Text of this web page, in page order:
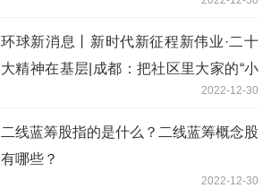
环球新消息丨新时代新征程新伟业·二十
大精神在基层|成都：把社区里大家的“小
2022-12-30
二线蓝筹股指的是什么？二线蓝筹概念股
有哪些？
2022-12-30